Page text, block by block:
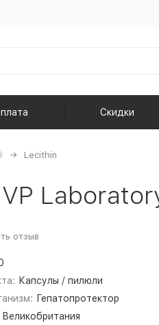
Скидки
Lecithin
отзыв
Капсулы / пилюли
Гепатопротектор
Великобритания